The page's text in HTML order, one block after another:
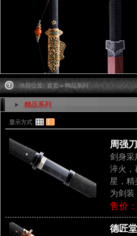
当前位置: 首页» 精品系列
精品系列
显示方式
周强
剑身采
淬火，
星，精
为剑装
售价
德匠